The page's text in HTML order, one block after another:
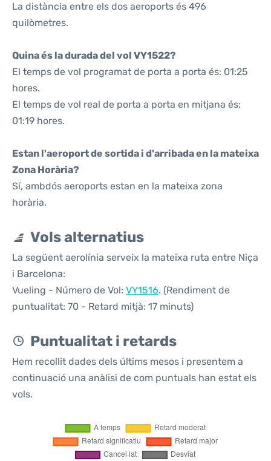
La distància entre els dos aeroports és 496
quilòmetres.
Quina és la durada del vol VY1522?
El temps de vol programat de porta a porta és: 01:25
hores.
El temps de vol real de porta a porta en mitjana és:
01:19 hores.
Estan l'aeroport de sortida i d'arribada en la mateixa
Zona Horària?
Sí, ambdós aeroports estan en la mateixa zona
horària.
Vols alternatius
La següent aerolínia serveix la mateixa ruta entre Niça
i Barcelona:
Vueling - Número de Vol: VY1516. (Rendiment de
puntualitat: 70 - Retard mitjà: 17 minuts)
Puntualitat i retards
Hem recollit dades dels últims mesos i presentem a
continuació una anàlisi de com puntuals han estat els
vols.